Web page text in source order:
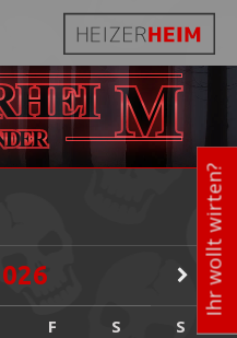
M
F S
S
Ihr wollt wirten?